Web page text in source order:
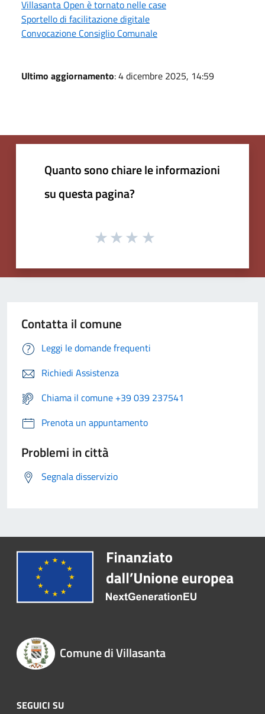
Villasanta Open è tornato nelle case
Sportello di facilitazione digitale
Convocazione Consiglio Comunale
Ultimo aggiornamento: 4 dicembre 2025, 14:59
Quanto sono chiare le informazioni
su questa pagina?
Contatta il comune
Leggi le domande frequenti
Richiedi Assistenza
Chiama il comune +39 039 237541
Prenota un appuntamento
Problemi in città
Segnala disservizio
Comune di Villasanta
SEGUICI SU